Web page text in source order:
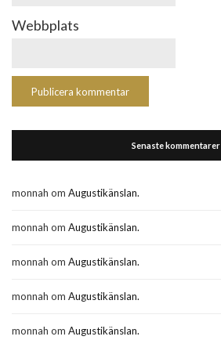
Webbplats
Senaste kommentarer
monnah om Augustikänslan.
monnah om Augustikänslan.
monnah om Augustikänslan.
monnah om Augustikänslan.
monnah om Augustikänslan.